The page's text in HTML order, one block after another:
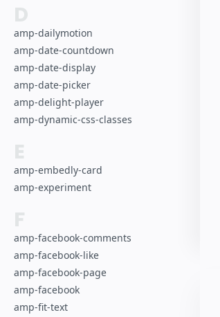
D
amp-dailymotion
amp-date-countdown
amp-date-display
amp-date-picker
amp-delight-player
amp-dynamic-css-classes
E
amp-embedly-card
amp-experiment
F
amp-facebook-comments
amp-facebook-like
amp-facebook-page
amp-facebook
amp-fit-text